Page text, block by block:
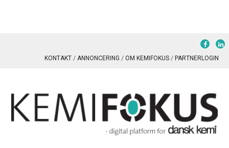
KONTAKT ANNONCERING OM KEMIFOKUS PARTNERLOGIN